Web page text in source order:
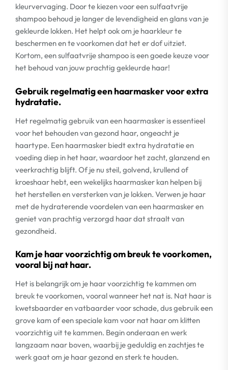
kleurvervaging. Door te kiezen voor een sulfaatvrije
shampoo behoud je langer de levendigheid en glans van je
gekleurde lokken. Het helpt ook om je haarkleur te
beschermen en te voorkomen dat het er dof uitziet.
Kortom, een sulfaatvrije shampoo is een goede keuze voor
het behoud van jouw prachtig gekleurde haar!
Gebruik regelmatig een haarmasker voor extra
hydratatie.
Het regelmatig gebruik van een haarmasker is essentieel
voor het behouden van gezond haar, ongeacht je
haartype. Een haarmasker biedt extra hydratatie en
voeding diep in het haar, waardoor het zacht, glanzend en
veerkrachtig blijft. Of je nu steil, golvend, krullend of
kroeshaar hebt, een wekelijks haarmasker kan helpen bij
het herstellen en versterken van je lokken. Verwen je haar
met de hydraterende voordelen van een haarmasker en
geniet van prachtig verzorgd haar dat straalt van
gezondheid.
Kam je haar voorzichtig om breuk te voorkomen,
vooral bij nat haar.
Het is belangrijk om je haar voorzichtig te kammen om
breuk te voorkomen, vooral wanneer het nat is. Nat haar is
kwetsbaarder en vatbaarder voor schade, dus gebruik een
grove kam of een speciale kam voor nat haar om klitten
voorzichtig uit te kammen. Begin onderaan en werk
langzaam naar boven, waarbij je geduldig en zachtjes te
werk gaat om je haar gezond en sterk te houden.